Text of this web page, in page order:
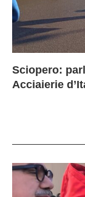
Sciopero:
Acciaierie